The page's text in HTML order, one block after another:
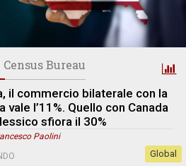
Census Bureau
il commercio bilaterale con la
vale l’11%. Quello con Canada
sfiora il 30%
Paolini
Global